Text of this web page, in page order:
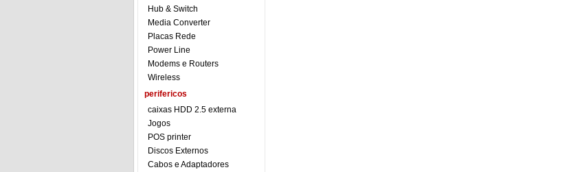
Hub & Switch
Media Converter
Placas Rede
Power Line
Modems e Routers
Wireless
perifericos
caixas HDD 2.5 externa
Jogos
POS printer
Discos Externos
Cabos e Adaptadores